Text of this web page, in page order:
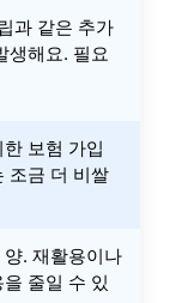
과 같은 추가
생해요. 필요
보험 가입
조금 더 비쌀
. 재활용이나
줄일 수 있